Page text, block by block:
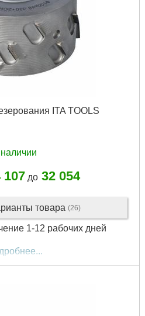
ITA TOOLS
107 до 32 054
товара (26)
1-12 рабочих дней